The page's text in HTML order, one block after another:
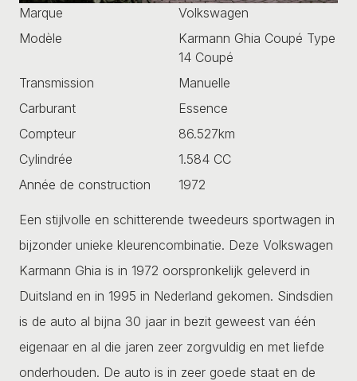
Marque
Volkswagen
Modèle
Karmann Ghia Coupé Type
14 Coupé
Transmission
Manuelle
Carburant
Essence
Compteur
86.527km
Cylindrée
1.584 CC
Année de construction
1972
Een stijlvolle en schitterende tweedeurs sportwagen in
bijzonder unieke kleurencombinatie. Deze Volkswagen
Karmann Ghia is in 1972 oorspronkelijk geleverd in
Duitsland en in 1995 in Nederland gekomen. Sindsdien
is de auto al bijna 30 jaar in bezit geweest van één
eigenaar en al die jaren zeer zorgvuldig en met liefde
onderhouden. De auto is in zeer goede staat en de